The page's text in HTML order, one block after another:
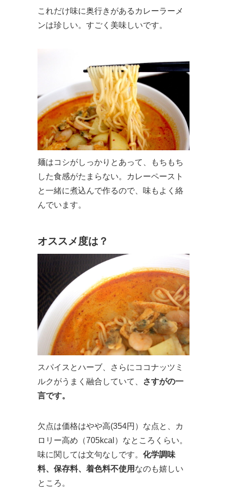
これだけ味に奥行きがあるカレーラーメ
ンは珍しい。すごく美味しいです。
麺はコシがしっかりとあって、もちもち
した食感がたまらない。カレーペースト
と一緒に煮込んで作るので、味もよく絡
んでいます。
オススメ度は？
スパイスとハーブ、さらにココナッツミ
ルクがうまく融合していて、
さすがの一
言です。
欠点は価格はやや高(354円）な点と、カ
ロリー高め（705kcal）なところくらい。
味に関しては文句なしです。 化学調味
料、保存料、着色料不使用 なのも嬉しい
ところ。